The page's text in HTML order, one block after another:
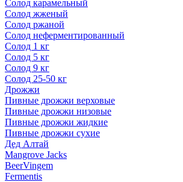
Солод карамельный
Солод жженый
Солод ржаной
Солод неферментированный
Солод 1 кг
Солод 5 кг
Солод 9 кг
Солод 25-50 кг
Дрожжи
Пивные дрожжи верховые
Пивные дрожжи низовые
Пивные дрожжи жидкие
Пивные дрожжи сухие
Дед Алтай
Mangrove Jacks
BeerVingem
Fermentis